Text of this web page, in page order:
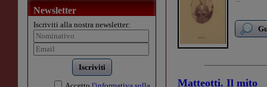
Newsletter
Iscriviti alla nostra newsletter:
Iscriviti
Matteotti. Il mito